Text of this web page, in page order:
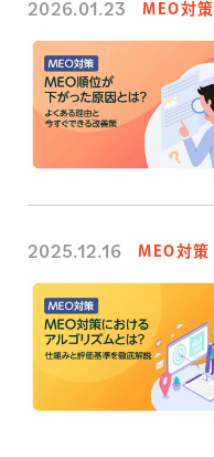
2026.01.23 MEO対策
2025.12.16 MEO対策